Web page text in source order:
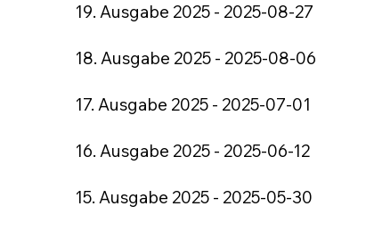
19. Ausgabe 2025 - 2025-08-27
18. Ausgabe 2025 - 2025-08-06
17. Ausgabe 2025 - 2025-07-01
16. Ausgabe 2025 - 2025-06-12
15. Ausgabe 2025 - 2025-05-30